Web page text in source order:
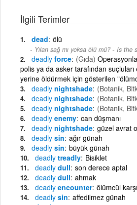
İlgili Terimler
dead ölü
Yılan sağ mı yoksa ölü mü? - Is the
deadly force (Gıda)
polis ya da asker tarafından
yerine öldürmek için gösterilen
deadly nightshade (Botanik,
deadly nightshade (Botanik,
deadly nightshade (Botanik,
deadly enemy can düşmanı
deadly nightshade güzel avrat
deadly sin ağır günah
deadly sin büyük günah
deadly treadly Bisiklet
deadly dull son derece aptal
deadly dull ahmak
deadly encounter ölümcül
deadly sin affedilmez günah